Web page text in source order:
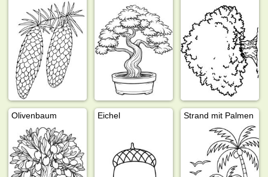
Olivenbaum Eichel Strand mit Palmen